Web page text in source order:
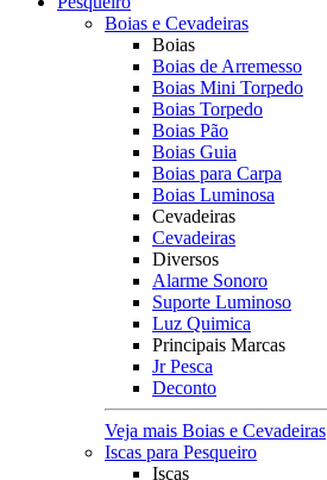
Boias e Cevadeiras
Boias
Boias de Arremesso
Boias Mini Torpedo
Boias Torpedo
Boias Pão
Boias Guia
Boias para Carpa
Boias Luminosa
Cevadeiras
Cevadeiras
Diversos
Alarme Sonoro
Suporte Luminoso
Luz Quimica
Principais Marcas
Jr Pesca
Deconto
Veja mais Boias e Cevadeiras
Iscas para Pesqueiro
Iscas